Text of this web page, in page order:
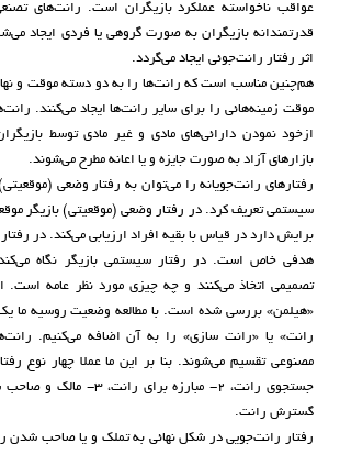
عواقب ناخواسته عملکرد بازیگران است. رانت‌های
قدرتمندانه بازیگران به صورت گروهی یا فردی ایجاد
اثر رفتار رانت‌جوئی ایجاد می‌گردد.
هم‌چنین مناسب است که رانت‌ها را به دو دسته موقت و
موقت زمینه‌هائی را برای سایر رانت‌ها ایجاد می‌کنند.
ازخود نمودن دارائی‌های مادی و غیر مادی توسط
بازارهای آزاد به صورت جایزه و یا اعانه مطرح می‌شوند.
رفتارهای رانت‌جویانه را می‌توان به رفتار وضعی
سیستمی تعریف کرد. در رفتار وضعی (موقعیتی) بازیگر
برایش دارد در قیاس با بقیه افراد ارزیابی می‌کند. در
هدفی خاص است. در رفتار سیستمی بازیگر نگاه
تصمیمی اتخاذ می‌کنند و چه چیزی مورد نظر عامه
«هیلمن» بررسی شده است. با مطالعه وضعیت روسیه ما یک
رانت» یا «رانت سازی» را به آن اضافه می‌کنیم.
گسترش رانت.
رفتار رانت‌جویی در شکل نهائی به تملک و یا صاحب شدن